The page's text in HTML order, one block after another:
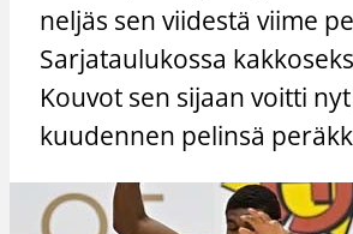
neljäs sen viidestä viime
Sarjataulukossa
Kouvot sen sijaan voitti
kuudennen pelinsä